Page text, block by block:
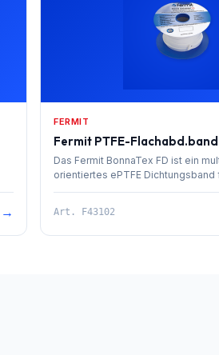
→
FERMIT
Fermit PTFE-Flachabd.band
Das Fermit BonnaTex FD ist ein
orientiertes ePTFE Dichtungsband
Flanschverbindungen in
Art. F43102